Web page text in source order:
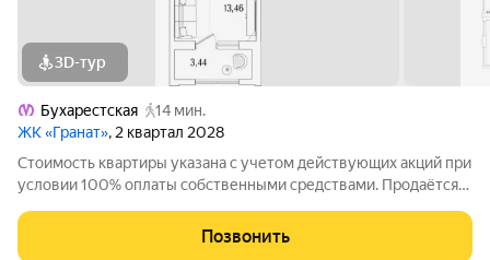
3D-тур
Бухарестская
14 мин.
ЖК «Гранат», 2 квартал 2028
Стоимость квартиры указана с учетом действующих акций при
условии 100% оплаты собственными средствами. Продаётся
(Росстройинвест). Квартира находится в 13 этажном доме, в
Гранат - Корпус К1 на
Позвонить